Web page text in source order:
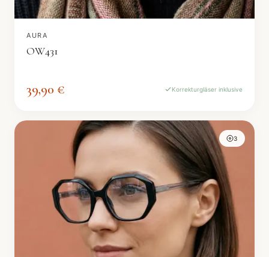
AURA
OW431
39,90 € Korrekturgläser inklusive
3